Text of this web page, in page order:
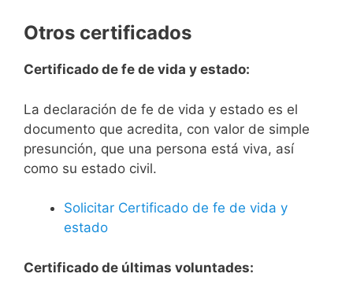
Otros certificados
Certificado de fe de vida y estado:
La declaración de fe de vida y estado es el
documento que acredita, con valor de simple
presunción, que una persona está viva, así
como su estado civil.
Solicitar Certificado de fe de vida y
estado
Certificado de últimas voluntades: